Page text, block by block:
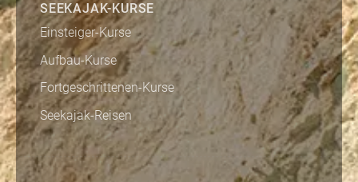
SEEKAJAK-KURSE
Einsteiger-Kurse
Aufbau-Kurse
Fortgeschrittenen-Kurse
Seekajak-Reisen